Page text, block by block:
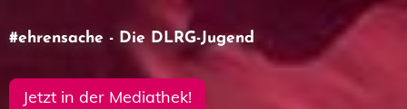
#ehrensache - Die DLRG-Jugend
Jetzt in der Mediathek!
Miterleben, mitmachen, mitdiskutieren!
zum Bildungs- und